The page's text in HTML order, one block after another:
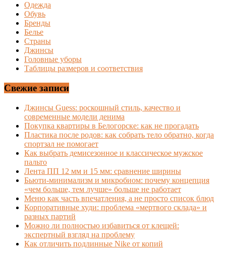
Одежда
Обувь
Бренды
Белье
Страны
Джинсы
Головные уборы
Таблицы размеров и соответствия
Свежие записи
Джинсы Guess: роскошный стиль, качество и
современные модели денима
Покупка квартиры в Белогорске: как не прогадать
Пластика после родов: как собрать тело обратно, когда
спортзал не помогает
Как выбрать демисезонное и классическое мужское
пальто
Лента ПП 12 мм и 15 мм: сравнение ширины
Бьюти-минимализм и микробиом: почему концепция
«чем больше, тем лучше» больше не работает
Меню как часть впечатления, а не просто список блюд
Корпоративные худи: проблема «мертвого склада» и
разных партий
Можно ли полностью избавиться от клещей:
экспертный взгляд на проблему
Как отличить подлинные Nike от копий